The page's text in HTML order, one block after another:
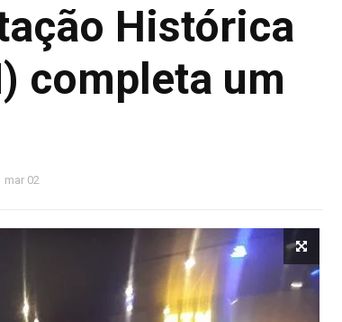
Histórica
completa um
mar 02